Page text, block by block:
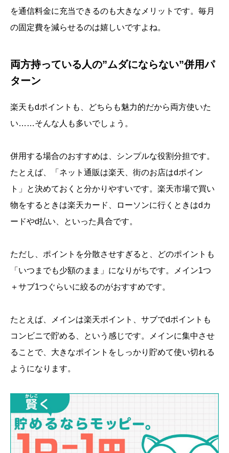
を通信料金に充当できるのも大きなメリットです。毎月
の固定費を減らせるのは嬉しいですよね。
両方持っている人の”ムダにならない”併用パ
ターン
楽天もdポイントも、どちらも魅力的だから両方使いた
い……そんな人も多いでしょう。
併用する場合のおすすめは、シンプルな役割分担です。
たとえば、「ネット通販は楽天、街のお店はdポイン
ト」と決めておくと分かりやすいです。楽天市場で買い
物をするときは楽天カード、ローソンに行くときはdカ
ードやd払い、といった具合です。
ただし、ポイントを分散させすぎると、どのポイントも
「いつまでも少額のまま」になりがちです。メイン1つ
＋サブ1つぐらいに絞るのがおすすめです。
たとえば、メインは楽天ポイント、サブでdポイントも
コンビニで貯める、という感じです。メインに集中させ
ることで、大きなポイントをしっかり貯めて使い切れる
ようになります。